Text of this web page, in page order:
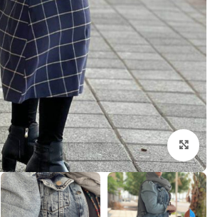
بزرگنمایی تصویر